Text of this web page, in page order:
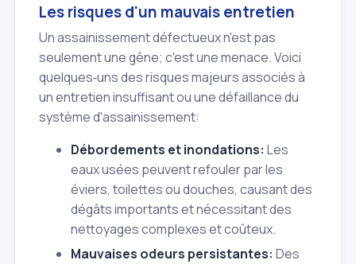
Les risques d'un mauvais entretien
Un assainissement défectueux n'est pas
seulement une gêne; c'est une menace. Voici
quelques‑uns des risques majeurs associés à
un entretien insuffisant ou une défaillance du
système d'assainissement:
Débordements et inondations: Les
eaux usées peuvent refouler par les
éviers, toilettes ou douches, causant des
dégâts importants et nécessitant des
nettoyages complexes et coûteux.
Mauvaises odeurs persistantes: Des